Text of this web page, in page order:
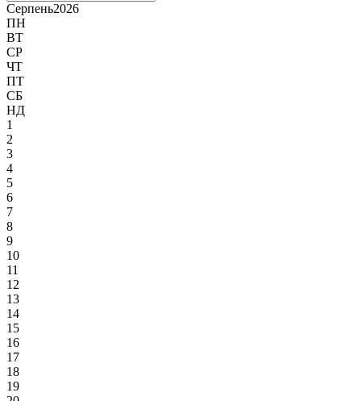
Серпень2026
ПН
ВТ
СР
ЧТ
ПТ
СБ
НД
1
2
3
4
5
6
7
8
9
10
11
12
13
14
15
16
17
18
19